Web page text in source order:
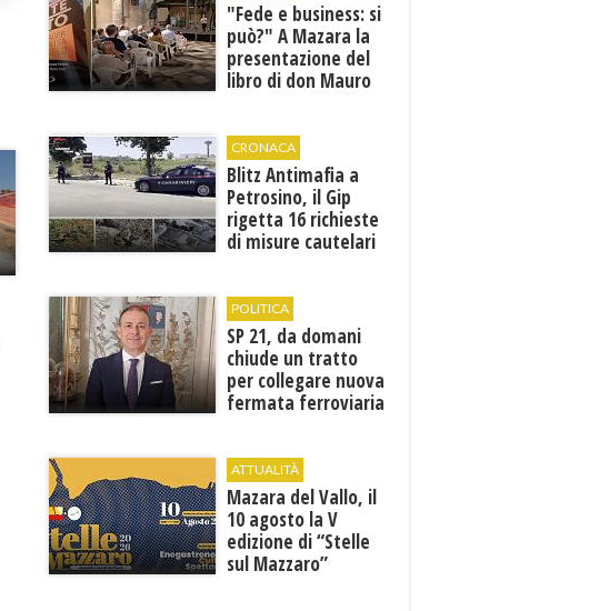
"Fede e business: si
può?" A Mazara la
presentazione del
libro di don Mauro
CRONACA
Blitz Antimafia a
Petrosino, il Gip
rigetta 16 richieste
di misure cautelari
POLITICA
SP 21, da domani
chiude un tratto
per collegare nuova
fermata ferroviaria
ATTUALITÀ
Mazara del Vallo, il
10 agosto la V
edizione di “Stelle
sul Mazzaro”